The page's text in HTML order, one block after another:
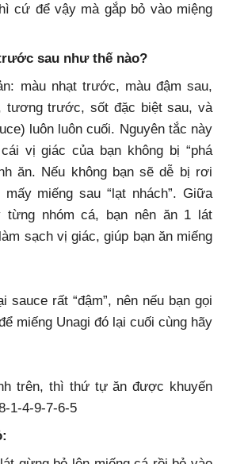
cứ để vậy mà gắp bỏ vào miệng
sau như thế nào?
màu nhạt trước, màu đậm sau,
tương trước, sốt đặc biệt sau, và
luôn luôn cuối. Nguyên tắc này
vị giác của bạn không bị “phá
ăn. Nếu không bạn sẽ dễ bị rơi
miếng sau “lạt nhách”. Giữa
từng nhóm cá, bạn nên ăn 1 lát
sạch vị giác, giúp bạn ăn miếng
sauce rất “đậm”, nên nếu bạn gọi
miếng Unagi đó lại cuối cùng hãy
trên, thì thứ tự ăn được khuyến
1-4-9-7-6-5